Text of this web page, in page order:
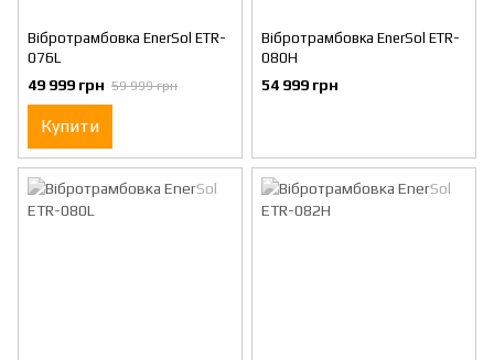
Вібротрамбовка EnerSol ETR-
076L
49 999 грн 59 999 грн
Купити
Вібротрамбовка EnerSol ETR-
080H
54 999 грн